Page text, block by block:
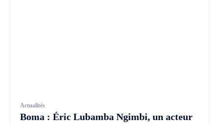
Actualités
Boma : Éric Lubamba Ngimbi, un acteur